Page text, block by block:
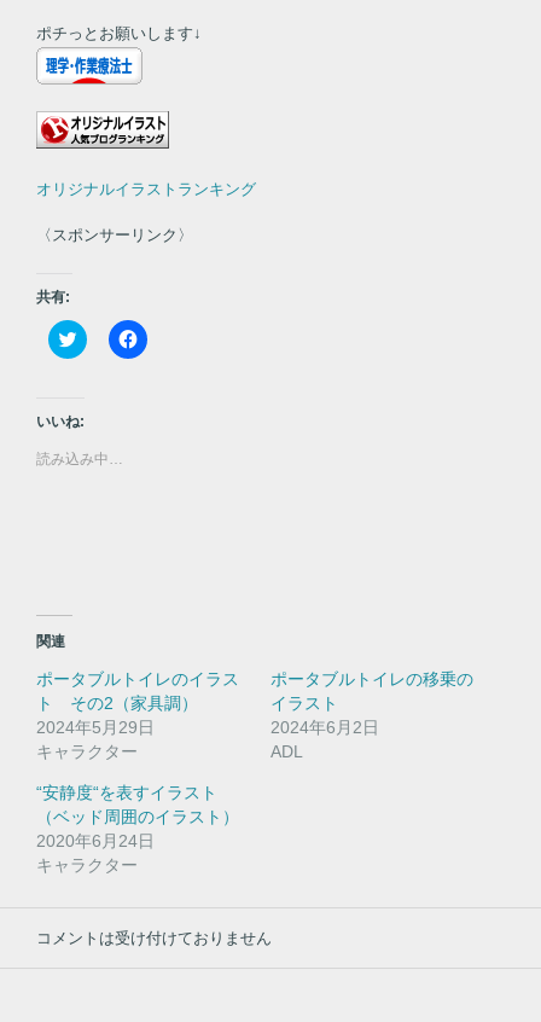
ポチっとお願いします↓
オリジナルイラストランキング
〈スポンサーリンク〉
共有:
ク
リ
て
T
i
ン
ド
ウ
で
開
き
す
)
F
a
だ
さ
い
(
ウ
ィ
ン
ド
ウ
す
)
いいね:
読み込み中…
関連
ポータブルトイレのイラス
ト その2（家具調）
2024年5月29日
キャラクター
ポータブルトイレの移乗の
イラスト
2024年6月2日
ADL
“安静度“を表すイラスト
（ベッド周囲のイラスト）
2020年6月24日
キャラクター
コメントは受け付けておりません